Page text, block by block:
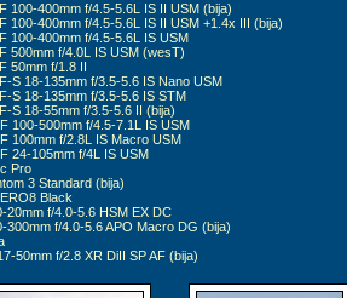
100-400mm f/4.5-5.6L IS II USM (bija)
100-400mm f/4.5-5.6L IS II USM +1.4x III (bija)
100-400mm f/4.5-5.6L IS USM
500mm f/4.0L IS USM (wesT)
50mm f/1.8 II
S 18-135mm f/3.5-5.6 IS Nano USM
S 18-135mm f/3.5-5.6 IS STM
S 18-55mm f/3.5-5.6 II (bija)
100-500mm f/4.5-7.1L IS USM
100mm f/2.8L IS Macro USM
24-105mm f/4L IS USM
Pro
3 Standard (bija)
Black
20mm f/4.0-5.6 HSM EX DC
300mm f/4.0-5.6 APO Macro DG (bija)
50mm f/2.8 XR DiII SP AF (bija)